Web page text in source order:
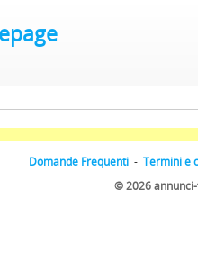
Domande Frequenti - Termini e
© 2026